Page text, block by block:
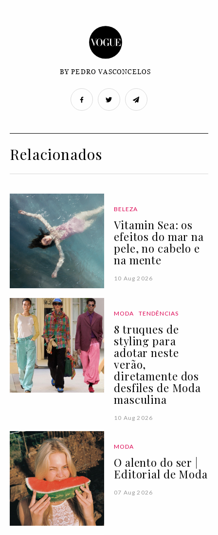
BY PEDRO VASCONCELOS
Relacionados
BELEZA
Vitamin Sea: os
efeitos do mar na
pele, no cabelo e
na mente
10 Aug 2026
MODA TENDÊNCIAS
8 truques de
styling para
adotar neste
verão,
diretamente dos
desfiles de Moda
masculina
10 Aug 2026
MODA
O alento do ser |
Editorial de Moda
07 Aug 2026